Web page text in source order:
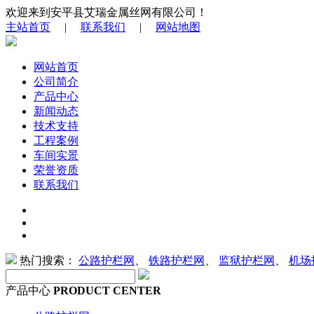
欢迎来到安平县艾瑞金属丝网有限公司！
主站首页 | 联系我们 | 网站地图
网站首页
公司简介
产品中心
新闻动态
技术支持
工程案例
车间实景
荣誉资质
联系我们
热门搜索： 公路护栏网 铁路护栏网 监狱护栏网 机场
产品中心 PRODUCT CENTER